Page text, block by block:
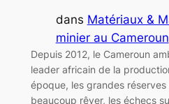
dans Matériaux &
minier au Cameroun
Depuis 2012, le Cameroun
leader africain de la
époque, les grandes
beaucoup rêver, les échecs